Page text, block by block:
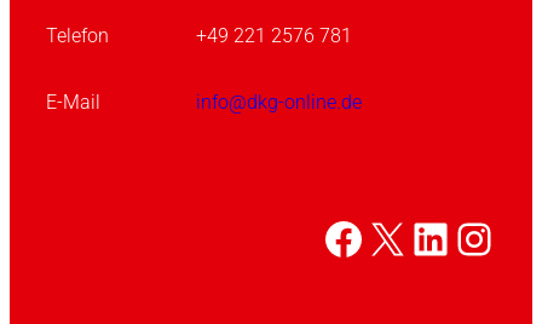
Telefon +49 221 2576 781
E-Mail info@dkg-online.de
Facebook
X